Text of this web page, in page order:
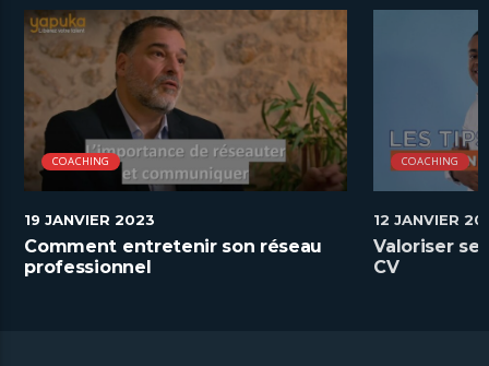
COACHING
19 JANVIER 2023
Comment entretenir son réseau
professionnel
COACHING
12 JANVIER
Valoriser
CV